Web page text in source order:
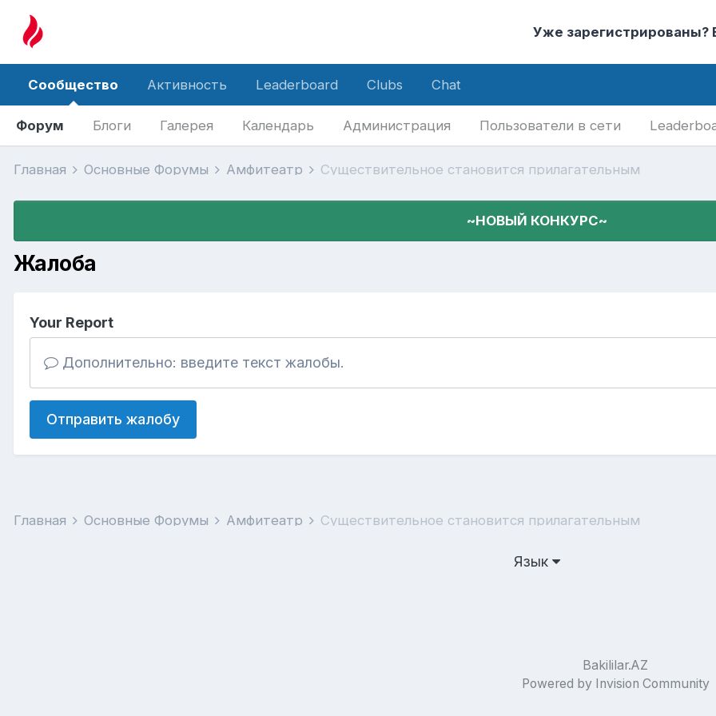
Уже зарегистрированы?
Сообщество
Форум Блоги Галерея Календарь Администрация Пользователи в сети
Активность Leaderboard Clubs Chat
Главная Основные Форумы Амфитеатр Существительное становится прилагательным
~НОВЫЙ КОНКУРС~
Жалоба
Your Report
Дополнительно: введите текст жалобы.
Отправить жалобу
Главная Основные Форумы Амфитеатр Существительное становится прилагательным
Язык
Bakililar.AZ
Powered by Invision Community